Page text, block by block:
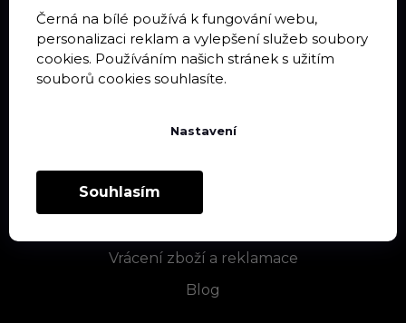
Černá na bílé používá k fungování webu,
personalizaci reklam a vylepšení služeb soubory
cookies. Používáním našich stránek s užitím
souborů cookies souhlasíte.
Nastavení
Souhlasím
Sledujte Instagram
Informace pro vás
Obchodní podmínky
Vrácení zboží a reklamace
Blog